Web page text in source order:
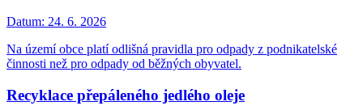
Datum: 24. 6. 2026
Na území obce platí odlišná pravidla pro odpady z podnikatelské
činnosti než pro odpady od běžných obyvatel.
Recyklace přepáleného jedlého oleje